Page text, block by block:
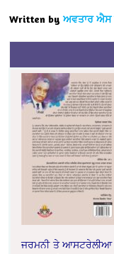
Written by ਅਵਤਾਰ ਐਸ
ਜਰਮਨੀ ਤੇ